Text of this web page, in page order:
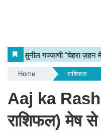
Home राशिफल
Aaj ka
राशिफल) मेष